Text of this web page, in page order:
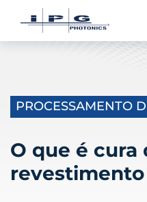
PROCESSAMENTO
O que é cura
revestimento